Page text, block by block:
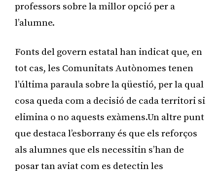
professors sobre la millor opció per a
l’alumne.
Fonts del govern estatal han indicat que, en
tot cas, les Comunitats Autònomes tenen
l’última paraula sobre la qüestió, per la qual
cosa queda com a decisió de cada territori si
elimina o no aquests exàmens.Un altre punt
que destaca l’esborrany és que els reforços
als alumnes que els necessitin s’han de
posar tan aviat com es detectin les